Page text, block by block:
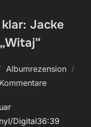
Jacke
Albumrezension
Digital36:39